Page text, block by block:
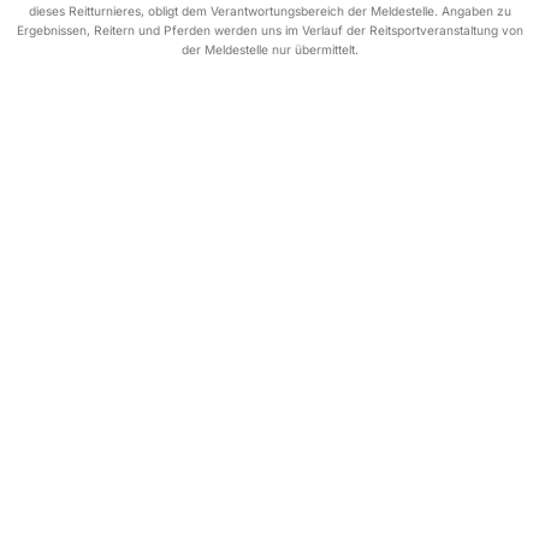
dieses Reitturnieres, obligt dem Verantwortungsbereich der Meldestelle. Angaben zu
Ergebnissen, Reitern und Pferden werden uns im Verlauf der Reitsportveranstaltung von
der Meldestelle nur übermittelt.